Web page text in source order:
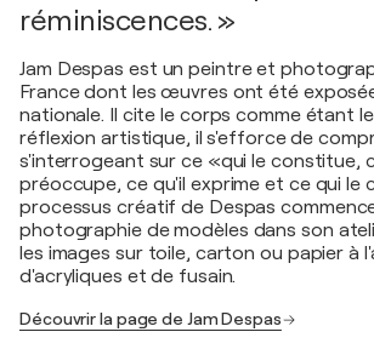
réminiscences. »
Jam Despas est un peintre et
France dont les œuvres ont été
nationale. Il cite le corps comme étant
réflexion artistique, il s'efforce de
s'interrogeant sur ce «qui le constitue,
préoccupe, ce qu'il exprime et ce qui le
processus créatif de Despas
photographie de modèles dans son
les images sur toile, carton ou papier à
d'acryliques et de fusain.
Découvrir la page de Jam Despas